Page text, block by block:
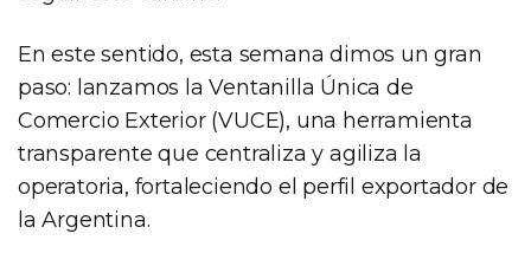
En este sentido, esta semana dimos un gran
paso: lanzamos la Ventanilla Única de
Comercio Exterior (VUCE), una herramienta
transparente que centraliza y agiliza la
operatoria, fortaleciendo el perfil exportador de
la Argentina.